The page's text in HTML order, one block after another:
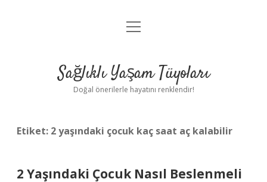
Anasayfa
Yasal Uyarı
menüyü
Sağlıklı Yaşam Tüyoları
Doğal önerilerle hayatını renklendir!
Etiket: 2 yaşındaki çocuk kaç saat aç kalabilir
2 Yaşındaki Çocuk Nasıl Beslenmeli